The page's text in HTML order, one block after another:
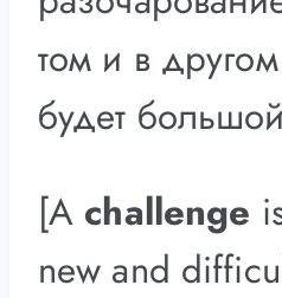
том и в
будет
[A challenge
new and